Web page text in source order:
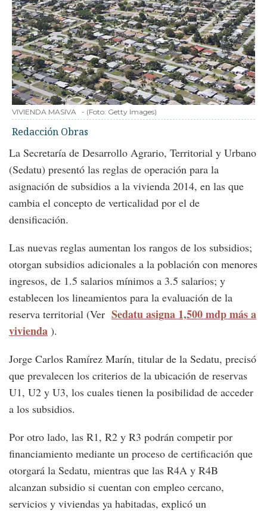
VIVIENDA MASIVA - (Foto: Getty Images)
Redacción Obras
La Secretaría de Desarrollo Agrario, Territorial y Urbano
(Sedatu) presentó las reglas de operación para la
asignación de subsidios a la vivienda 2014, en las que
cambia el concepto de verticalidad por el de
densificación.
Las nuevas reglas aumentan los rangos de los subsidios;
otorgan subsidios adicionales a la población con menores
ingresos, de 1.5 salarios mínimos a 3.5 salarios; y
establecen los lineamientos para la evaluación de la
reserva territorial (Ver Sedatu asigna 1,500 mdp más a
vivienda ).
Jorge Carlos Ramírez Marín, titular de la Sedatu, precisó
que prevalecen los criterios de la ubicación de reservas
U1, U2 y U3, los cuales tienen la posibilidad de acceder
a los subsidios.
Por otro lado, las R1, R2 y R3 podrán competir por
financiamiento mediante un proceso de certificación que
otorgará la Sedatu, mientras que las R4A y R4B
alcanzan subsidio si cuentan con empleo cercano,
servicios y viviendas ya habitadas, explicó un